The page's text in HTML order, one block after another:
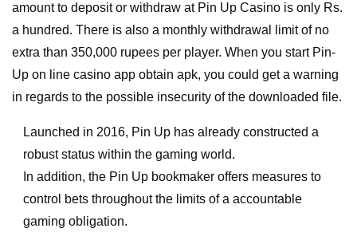
amount to deposit or withdraw at Pin Up Casino is only Rs.
a hundred. There is also a monthly withdrawal limit of no
extra than 350,000 rupees per player. When you start Pin-
Up on line casino app obtain apk, you could get a warning
in regards to the possible insecurity of the downloaded file.
Launched in 2016, Pin Up has already constructed a
robust status within the gaming world.
In addition, the Pin Up bookmaker offers measures to
control bets throughout the limits of a accountable
gaming obligation.